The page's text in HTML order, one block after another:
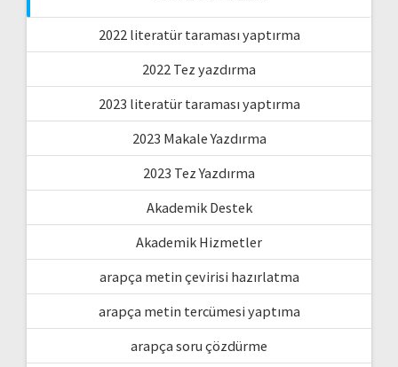
2022 literatür taraması yaptırma
2022 Tez yazdırma
2023 literatür taraması yaptırma
2023 Makale Yazdırma
2023 Tez Yazdırma
Akademik Destek
Akademik Hizmetler
arapça metin çevirisi hazırlatma
arapça metin tercümesi yaptıma
arapça soru çözdürme